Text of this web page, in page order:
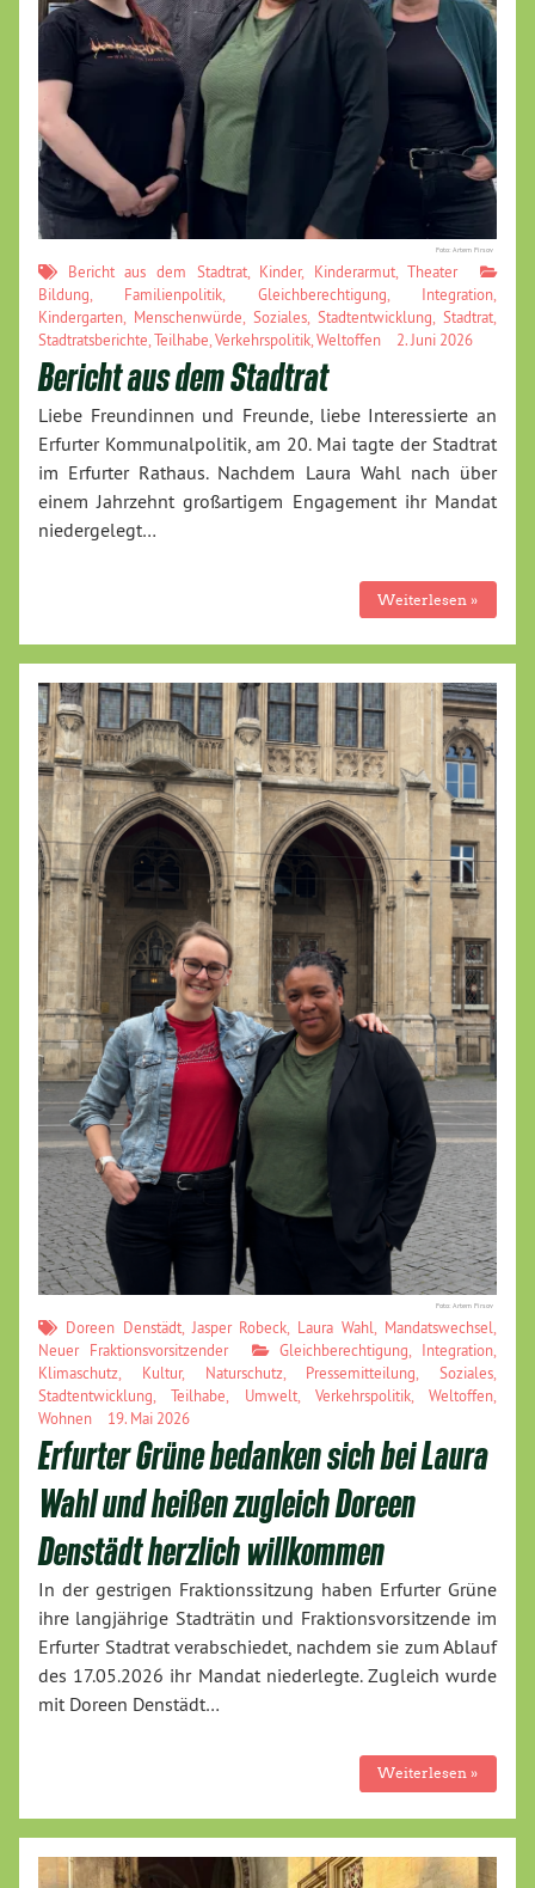
Foto: Artem Firsov
Bericht aus dem Stadtrat, Kinder, Kinderarmut,Theater
Bildung
Familienpolitik Gleichberechtigung Integration
Kindergarten
Menschenwürde Soziales Stadtentwicklung Stadtrat
Stadtratsberichte Teilhabe Verkehrspolitik Weltoffen 2. Juni 2026
Bericht aus dem Stadtrat
Liebe Freundinnen und Freunde, liebe Interessierte an
Erfurter Kommunalpolitik, am 20. Mai tagte der Stadtrat
im Erfurter Rathaus. Nachdem Laura Wahl nach über
einem Jahrzehnt großartigem Engagement ihr Mandat
niedergelegt…
Weiterlesen »
Foto: Artem Firsov
Doreen Denstädt, Jasper Robeck Laura Wahl Mandatswechsel
Neuer Fraktionsvorsitzender
Gleichberechtigung Integration
Klimaschutz
Kultur, Naturschutz, Pressemitteilung Soziales
Stadtentwicklung ,Teilhabe Umwelt, Verkehrspolitik, Weltoffen
Wohnen
19. Mai 2026
Erfurter Grüne bedanken sich bei Laura
Wahl und heißen zugleich Doreen
Denstädt herzlich willkommen
In der gestrigen Fraktionssitzung haben Erfurter Grüne
ihre langjährige Stadträtin und Fraktionsvorsitzende im
Erfurter Stadtrat verabschiedet, nachdem sie zum Ablauf
des 17.05.2026 ihr Mandat niederlegte. Zugleich wurde
mit Doreen Denstädt…
Weiterlesen »